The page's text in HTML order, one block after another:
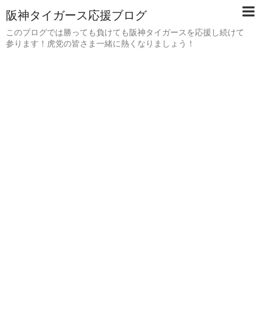
阪神タイガース応援ブログ
このブログでは勝っても負けても阪神タイガースを応援し続けて
参ります！虎党の皆さま一緒に熱くなりましょう！